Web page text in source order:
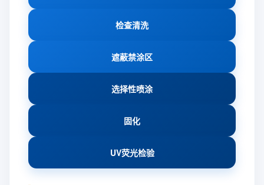
检查清洗
遮蔽禁涂区
选择性喷涂
固化
UV荧光检验